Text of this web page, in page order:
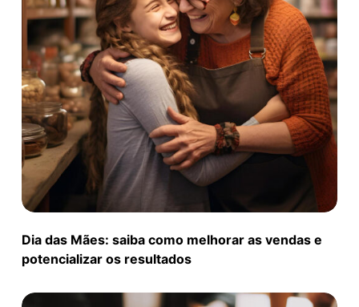
Dia das Mães: saiba como melhorar as vendas e
potencializar os resultados